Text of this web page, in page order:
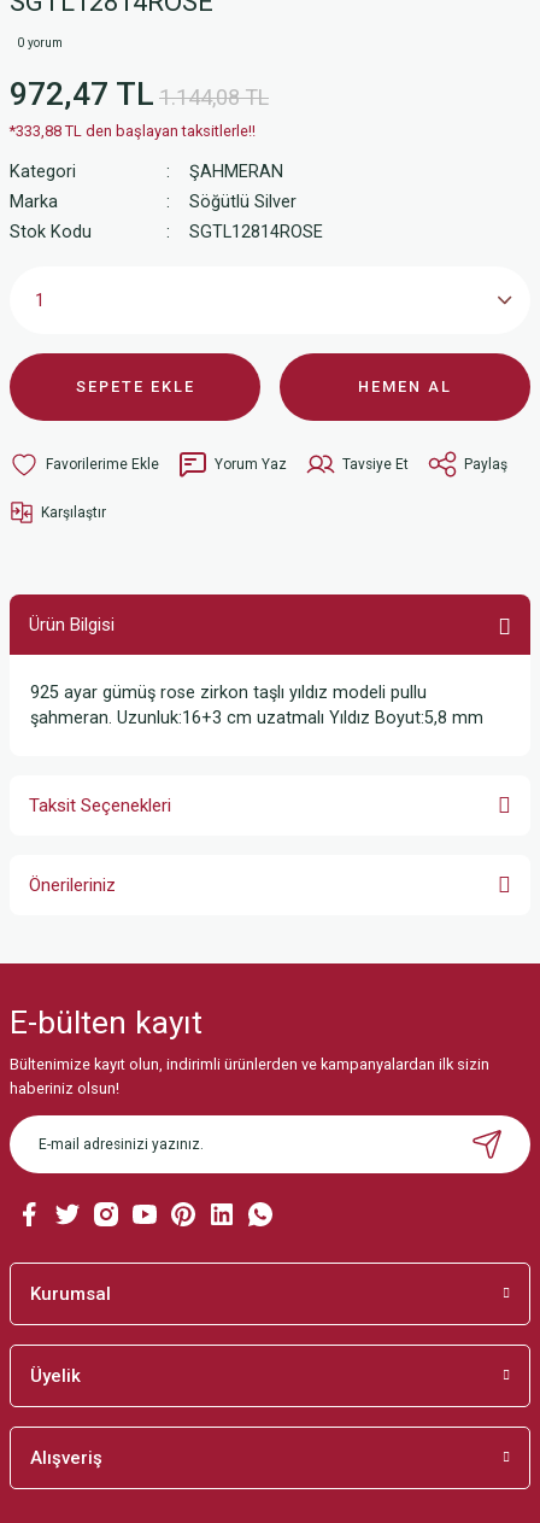
0 yorum
972,47 TL 1.144,08 TL
*333,88 TL den başlayan taksitlerle!!
Kategori
ŞAHMERAN
Marka
Söğütlü Silver
Stok Kodu
SGTL12814ROSE
SEPETE EKLE HEMEN AL
Yorum Yaz Tavsiye Et Paylaş
Karşılaştır
Ürün Bilgisi
925 ayar gümüş rose zirkon taşlı yıldız modeli pullu
şahmeran. Uzunluk:16+3 cm uzatmalı Yıldız Boyut:5,8 mm
Taksit Seçenekleri
Önerileriniz
Görüş ve önerileriniz için teşekkür ederiz.
Ürün resmi kalitesiz, bozuk veya görüntülenemiyor.
Ürün açıklamasında eksik bilgiler bulunuyor.
Ürün bilgilerinde hatalar bulunuyor.
Bu ürüne benzer farklı alternatifler olmalı.
E-bülten kayıt
Bültenimize kayıt olun, indirimli ürünlerden ve kampanyalardan ilk sizin
haberiniz olsun!
Kurumsal
Üyelik
Alışveriş